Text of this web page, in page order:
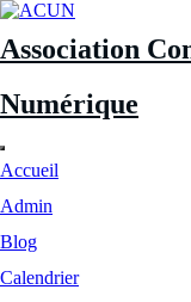
Aller
contenu
Association
Numérique
Accueil
Admin
Blog
Calendrier